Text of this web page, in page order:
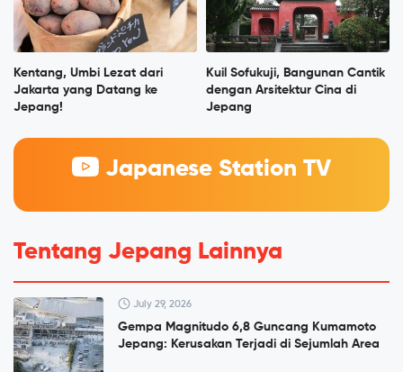
Kentang, Umbi Lezat dari
Jakarta yang Datang ke
Jepang!
Kuil Sofukuji, Bangunan Cantik
dengan Arsitektur Cina di
Jepang
Japanese Station TV
Tentang Jepang Lainnya
July 29, 2026
Gempa Magnitudo 6,8 Guncang Kumamoto
Jepang: Kerusakan Terjadi di Sejumlah Area